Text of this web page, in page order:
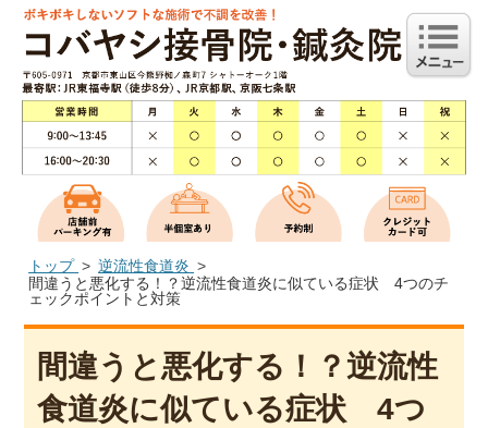
トップ
逆流性食道炎
間違うと悪化する！？逆流性食道炎に似ている症状 4つのチ
ェックポイントと対策
間違うと悪化する！？逆流性
食道炎に似ている症状 4つ